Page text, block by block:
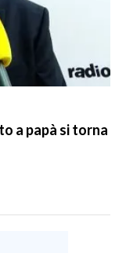
a papà si torna